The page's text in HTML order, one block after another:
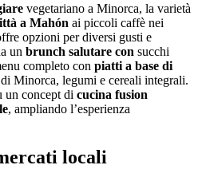
vegetariano a Minorca, la varietà
a Mahón ai piccoli caffè nei
opzioni per diversi gusti e
un brunch salutare con succhi
completo con piatti a base di
Minorca, legumi e cereali integrali.
un concept di cucina fusion
, ampliando l’esperienza
locali